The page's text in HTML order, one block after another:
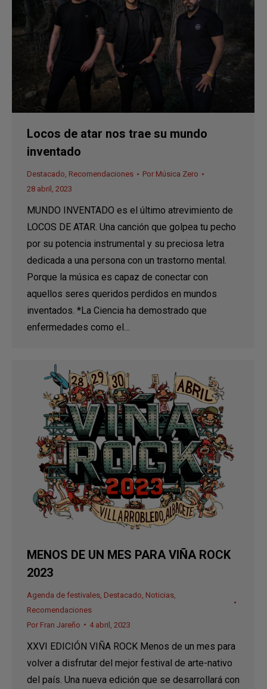
Locos de atar nos trae su mundo
inventado
Destacado, Recomendaciones Por Música Zero
28 abril, 2023
MUNDO INVENTADO es el último atrevimiento de
LOCOS DE ATAR. Una canción que golpea tu pecho
por su potencia instrumental y su preciosa letra
dedicada a una persona con un trastorno mental.
Porque la música es capaz de conectar con
aquellos seres queridos perdidos en mundos
inventados. *La Ciencia ha demostrado que
enfermedades como el…
MENOS DE UN MES PARA VIÑA ROCK
2023
Agenda de festivales Destacado Noticias
Recomendaciones
Por Fran Jareño 4 abril, 2023
XXVI EDICIÓN VIÑA ROCK Menos de un mes para
volver a disfrutar del mejor festival de arte-nativo
del país. Una nueva edición que se desarrollará con